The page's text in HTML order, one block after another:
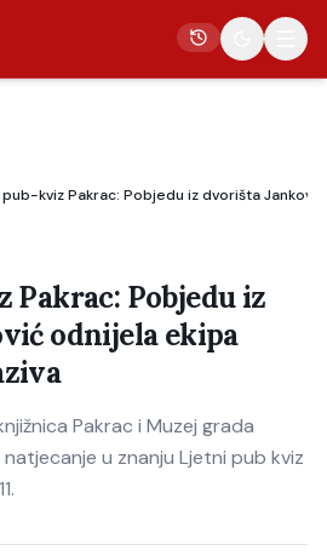
kviz Pakrac: Pobjedu iz dvorišta
Pobjedu iz
odnijela ekipa
Pakrac i Muzej grada
u znanju Ljetni pub kviz